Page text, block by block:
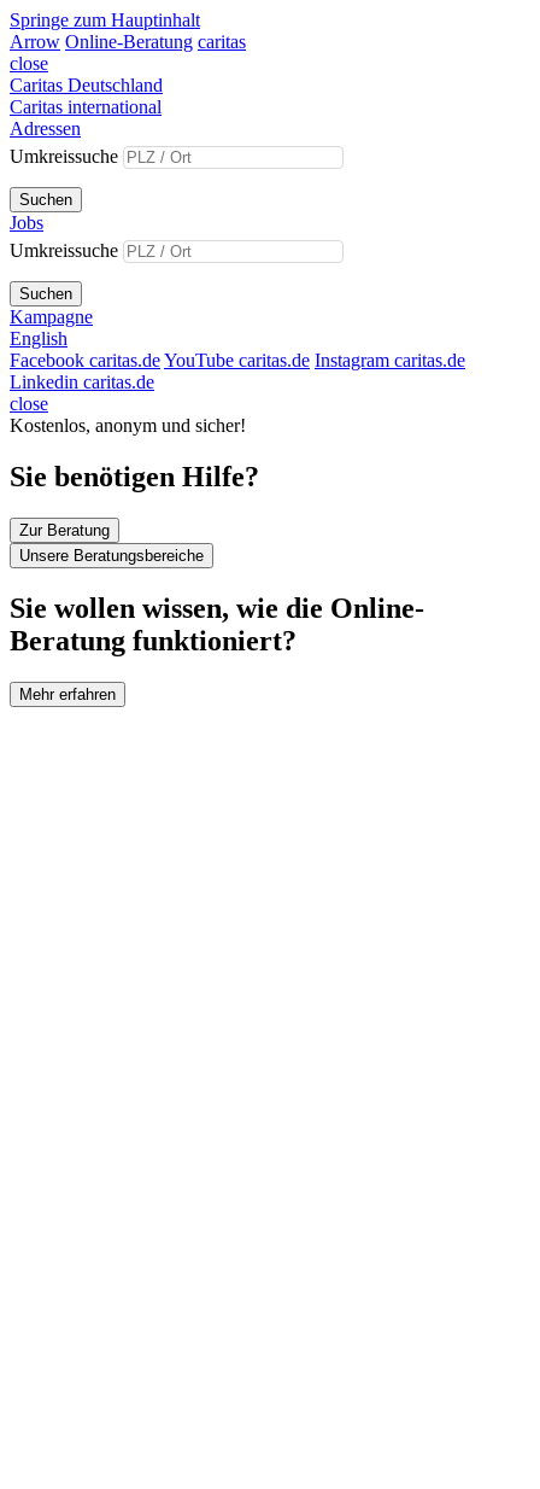
Springe zum Hauptinhalt
Arrow Online-Beratung caritas
close
Caritas Deutschland
Caritas international
Adressen
Umkreissuche
Suchen
Jobs
Umkreissuche
Suchen
Kampagne
English
Facebook caritas.deYouTube caritas.de Instagram caritas.de
Linkedin caritas.de
close
Kostenlos, anonym und sicher!
Sie benötigen Hilfe?
Zur Beratung
Unsere Beratungsbereiche
Sie wollen wissen, wie die Online-
Beratung funktioniert?
Mehr erfahren